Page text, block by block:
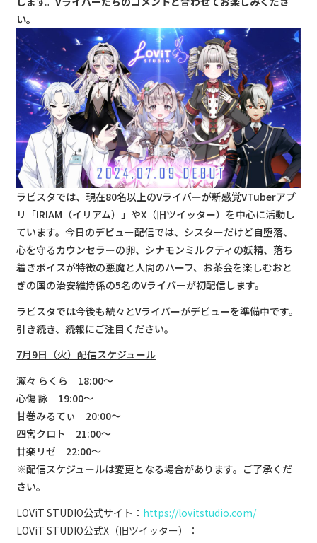
い。
ラビスタでは、現在80名以上のVライバーが新感覚VTuberアプ
リ「IRIAM（イリアム）」やX（旧ツイッター）を中心に活動し
ています。今日のデビュー配信では、シスターだけど自堕落、
心を守るカウンセラーの卵、シナモンミルクティの妖精、落ち
着きボイスが特徴の悪魔と人間のハーフ、お茶会を楽しむおと
ぎの国の治安維持係の5名のVライバーが初配信します。
ラビスタでは今後も続々とVライバーがデビューを準備中です。
引き続き、続報にご注目ください。
7月9日（火）配信スケジュール
灑々 らくら 18:00〜
心傷 詠 19:00〜
甘巻みるてぃ 20:00〜
四宮クロト 21:00〜
廿楽リゼ 22:00〜
※配信スケジュールは変更となる場合があります。ご了承くだ
さい。
LOViT STUDIO公式サイト： https://lovitstudio.com/
LOViT STUDIO公式X（旧ツイッター）：